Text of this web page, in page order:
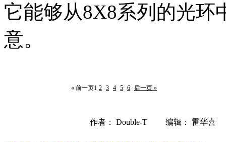
它能够从8X8系列的光环
意。
« 前一页1 2 3 4 5 6 后一页 »
作者： Double-T 编辑： 雷华喜